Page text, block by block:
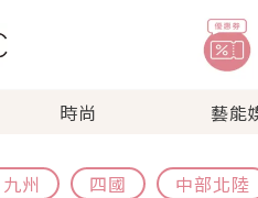
時尚 藝能
九州 四國 中部北陸